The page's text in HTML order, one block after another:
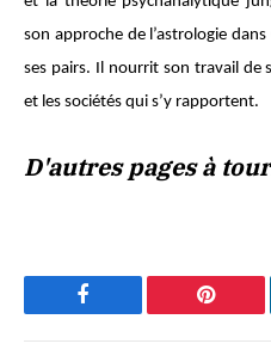
son approche de l’astrologie
ses pairs. Il nourrit son travail
et les sociétés qui s’y rapportent.
D'autres pages à
Facebook